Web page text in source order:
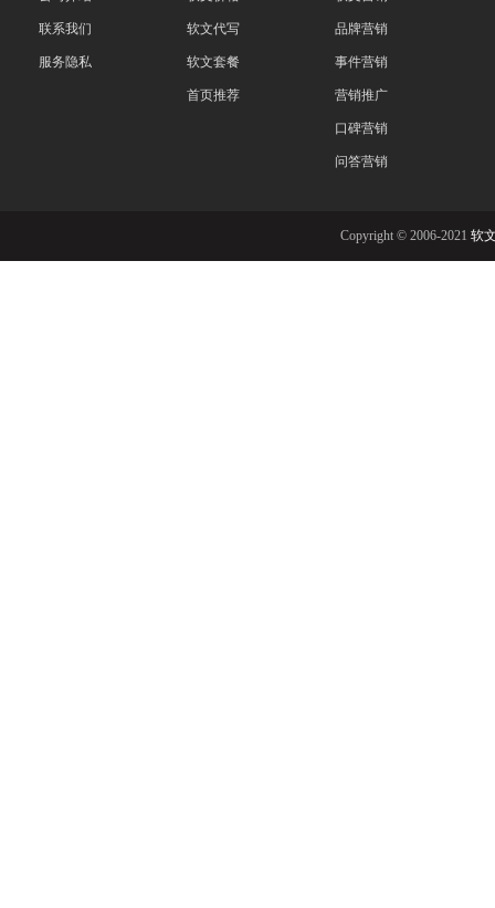
联系我们
服务隐私
软文代写
软文套餐
首页推荐
品牌营销
事件营销
营销推广
口碑营销
问答营销
Copyright © 2006-2021 软